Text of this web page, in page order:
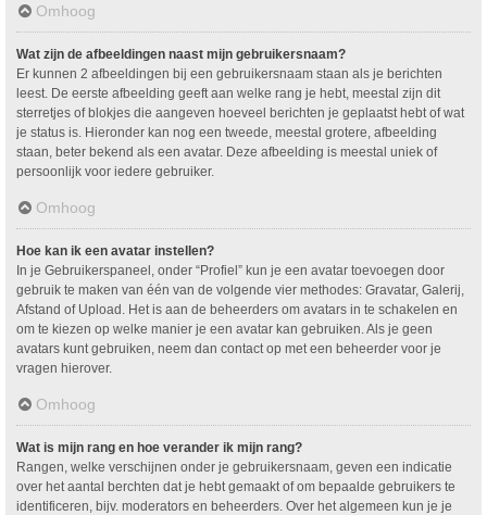
Omhoog
Wat zijn de afbeeldingen naast mijn gebruikersnaam?
Er kunnen 2 afbeeldingen bij een gebruikersnaam staan als je berichten
leest. De eerste afbeelding geeft aan welke rang je hebt, meestal zijn dit
sterretjes of blokjes die aangeven hoeveel berichten je geplaatst hebt of wat
je status is. Hieronder kan nog een tweede, meestal grotere, afbeelding
staan, beter bekend als een avatar. Deze afbeelding is meestal uniek of
persoonlijk voor iedere gebruiker.
Omhoog
Hoe kan ik een avatar instellen?
In je Gebruikerspaneel, onder “Profiel” kun je een avatar toevoegen door
gebruik te maken van één van de volgende vier methodes: Gravatar, Galerij,
Afstand of Upload. Het is aan de beheerders om avatars in te schakelen en
om te kiezen op welke manier je een avatar kan gebruiken. Als je geen
avatars kunt gebruiken, neem dan contact op met een beheerder voor je
vragen hierover.
Omhoog
Wat is mijn rang en hoe verander ik mijn rang?
Rangen, welke verschijnen onder je gebruikersnaam, geven een indicatie
over het aantal berchten dat je hebt gemaakt of om bepaalde gebruikers te
identificeren, bijv. moderators en beheerders. Over het algemeen kun je je